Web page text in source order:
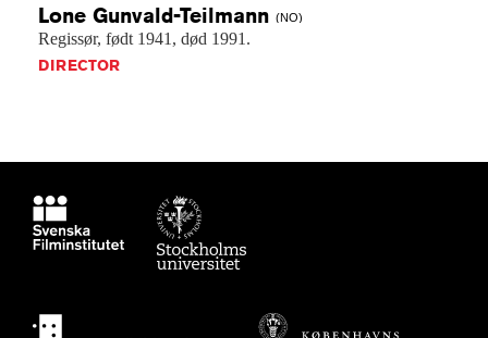
Lone Gunvald-Teilmann (NO)
Regissør, født 1941, død 1991.
DIRECTOR